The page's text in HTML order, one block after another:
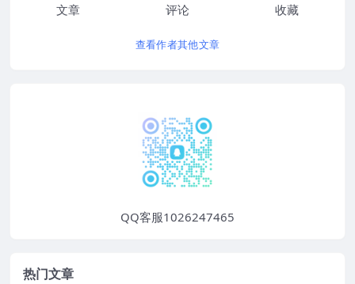
文章 评论 收藏
查看作者其他文章
QQ客服1026247465
热门文章